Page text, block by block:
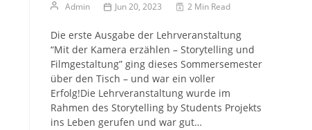
Admin Jun 20, 2023 2 Min Read
Die erste Ausgabe der Lehrveranstaltung
“Mit der Kamera erzählen – Storytelling und
Filmgestaltung” ging dieses Sommersemester
über den Tisch – und war ein voller
Erfolg!Die Lehrveranstaltung wurde im
Rahmen des Storytelling by Students Projekts
ins Leben gerufen und war gut…